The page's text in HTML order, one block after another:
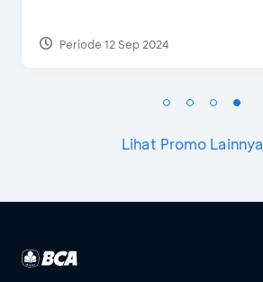
Periode 12 Sep 2024
Lihat Promo Lainnya